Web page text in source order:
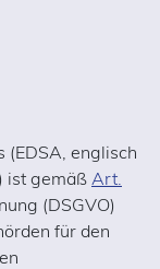
(EDSA, englisch
ist gemäß Art.
(DSGVO)
für den